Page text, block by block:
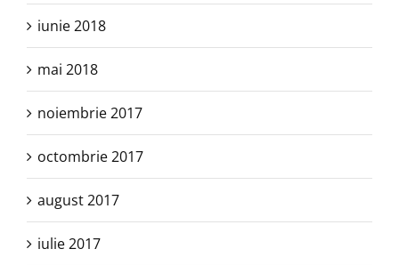
iunie 2018
mai 2018
noiembrie 2017
octombrie 2017
august 2017
iulie 2017